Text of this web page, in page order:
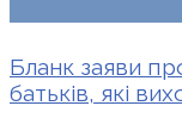
Бланк заяви
батьків, які